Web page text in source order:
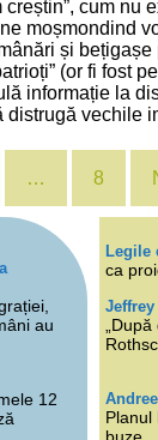
cum nu
moșmondind
și bețigașe
(or fi fost
informație la
distrugă vechile
… 8
au
12
Legile
ca
Planul
buze